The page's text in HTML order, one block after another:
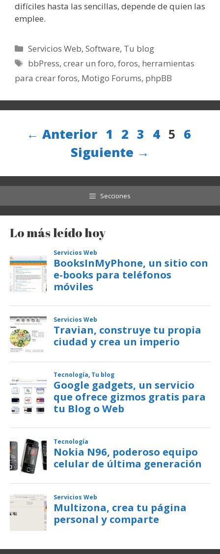
difíciles hasta las sencillas, depende de quien las
emplee.
Categorías
Servicios Web,Software, Tu blog
Etiquetas
bbPress,crear un foro,foros, herramientas
para crear foros, Motigo Forums, phpBB
← Anterior Página
1 Página
2 Página
3 Página
4 Página
5 6
Siguiente →
Secciones
Lo más leído hoy